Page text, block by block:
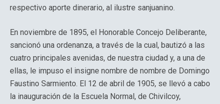
respectivo aporte dinerario, al ilustre sanjuanino.
En noviembre de 1895, el Honorable Concejo Deliberante,
sancionó una ordenanza, a través de la cual, bautizó a las
cuatro principales avenidas, de nuestra ciudad y, a una de
ellas, le impuso el insigne nombre de nombre de Domingo
Faustino Sarmiento. El 12 de abril de 1905, se llevó a cabo
la inauguración de la Escuela Normal, de Chivilcoy,